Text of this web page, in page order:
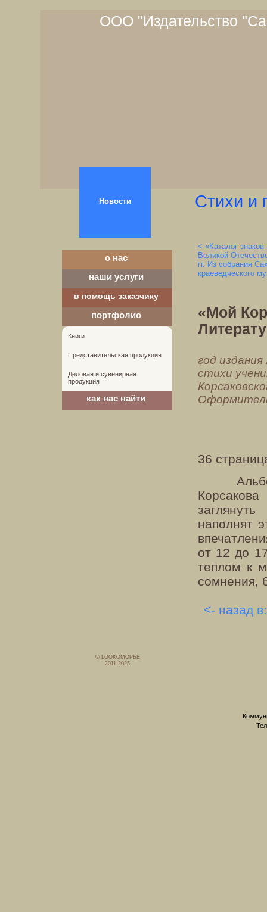
ООО "Издательство
о нас
наши услуги
в помощь заказчику
портфолио
Книги
Представительская продукция
Деловая и сувенирная
продукция
как нас найти
Стихи и
< «Каталог
Великой
гг. Из собрания
краеведческого
«Мой
год
стихи
36
наполнят
от 12 до
теплом к
сомнения,
<- назад
Новости
© LOOKОМОРЬЕ
2011-2025